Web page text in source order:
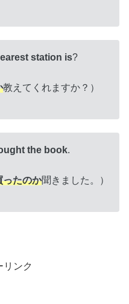
station is?
教えてくれますか？）
the book.
ったのか聞きました。）
リンク